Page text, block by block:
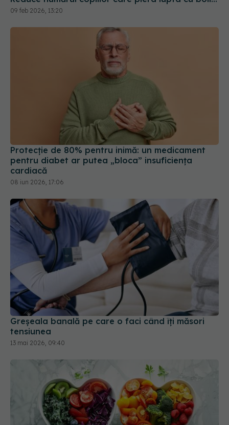
Protecție de 80% pentru inimă: un medicament
pentru diabet ar putea „bloca” insuficiența
Greșeala banală pe care o faci când îți măsori
tensiunea
13 mai 2026, 09:40